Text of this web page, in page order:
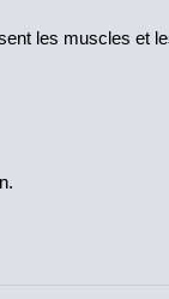
les muscles et